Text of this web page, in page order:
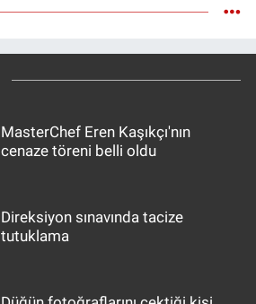
MasterChef Eren Kaşıkçı'nın
cenaze töreni belli oldu
Direksiyon sınavında tacize
tutuklama